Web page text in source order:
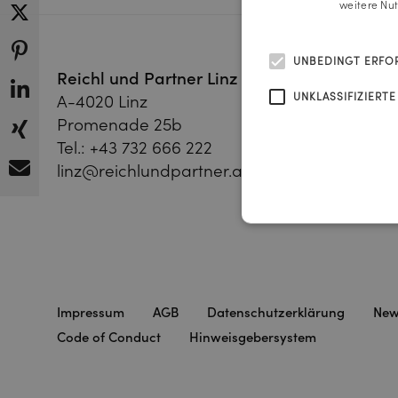
Reichl und Partner Linz
A-4020 Linz
Promenade 25b
Tel.: +43 732 666 222
linz@reichlundpartner.at
A-1010
Impressum AGB Datenschutzerklärung
Code of Conduct
Hinweisgebersystem
weitere
UNBEDINGT
UNKLASSIFIZIERTE